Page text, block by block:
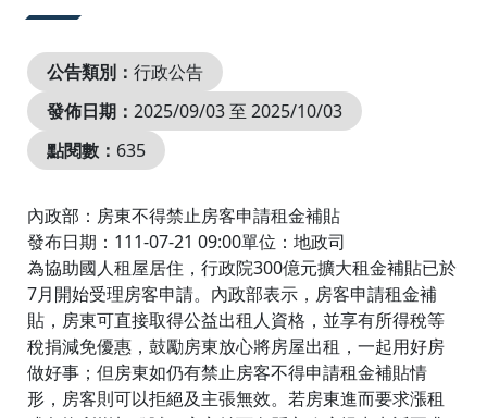
公告類別： 行政公告
發佈日期： 2025/09/03 至 2025/10/03
點閱數： 635
內政部：房東不得禁止房客申請租金補貼
發布日期：111-07-21 09:00單位：地政司
為協助國人租屋居住，行政院300億元擴大租金補貼已於
7月開始受理房客申請。內政部表示，房客申請租金補
貼，房東可直接取得公益出租人資格，並享有所得稅等
稅捐減免優惠，鼓勵房東放心將房屋出租，一起用好房
做好事；但房東如仍有禁止房客不得申請租金補貼情
形，房客則可以拒絕及主張無效。若房東進而要求漲租